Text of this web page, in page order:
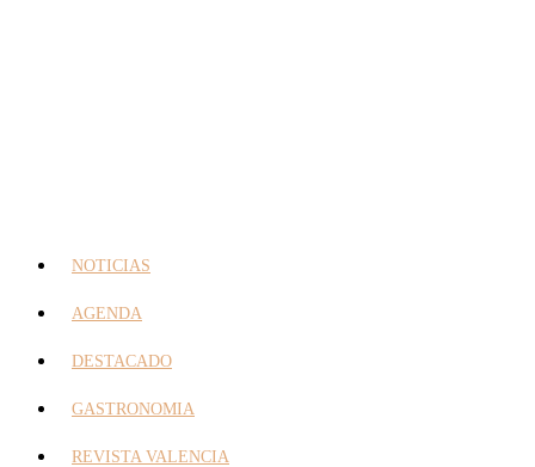
NOTICIAS
AGENDA
DESTACADO
GASTRONOMIA
REVISTA VALENCIA